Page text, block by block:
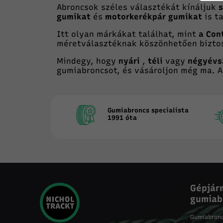
Abroncsok széles választékát kínáljuk
gumikat és motorkerékpár gumikat is
Itt olyan márkákat találhat, mint a
méretválasztéknak köszönhetően
Mindegy, hogy nyári , téli vagy
gumiabroncsot, és vásároljon még ma.
Gumiabroncs specialista
1991 óta